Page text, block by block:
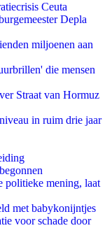
Ceuta
Depla
miljoenen aan
die mensen
Straat van Hormuz
in ruim drie jaar
politieke mening, laat
met babykonijntjes
voor schade door